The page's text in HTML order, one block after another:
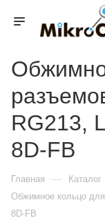
RG213,
8D-FB
Главная — Каталог
Обжимное кольцо
8D-FB